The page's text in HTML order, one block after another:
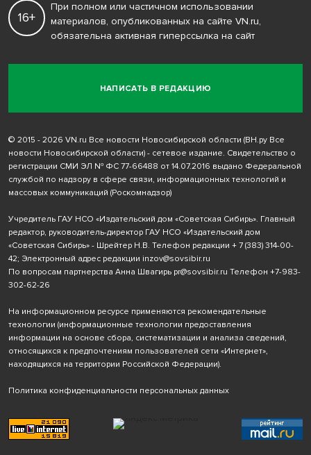
НАПИСАТЬ В РЕДАКЦИЮ
16+
При полном или частичном использовании
материалов, опубликованных на сайте VN.ru,
обязательна активная гиперссылка на сайт
© 2015 - 2026 VN.ru Все новости Новосибирской области (ВН.ру Все
новости Новосибирской области) - сетевое издание. Свидетельство о
регистрации СМИ ЭЛ № ФС 77-66488 от 14.07.2016 выдано Федеральной
службой по надзору в сфере связи, информационных технологий и
массовых коммуникаций (Роскомнадзор)
Учредитель ГАУ НСО «Издательский дом «Советская Сибирь». Главный
редактор, руководитель-директор ГАУ НСО «Издательский дом
«Советская Сибирь» - Шрейтер Н.В. Телефон редакции + 7 (383) 314-00-
42; Электронный адрес редакции inzov@sovsibir.ru
По вопросам партнерства Анна Швагирь pr@sovsibir.ru Телефон +7-983-
302-62-26
На информационном ресурсе применяются рекомендательные
технологии (информационные технологии предоставления
информации на основе сбора, систематизации и анализа сведений,
относящихся к предпочтениям пользователей сети «Интернет»,
находящихся на территории Российской Федерации).
Политика конфиденциальности персональных данных